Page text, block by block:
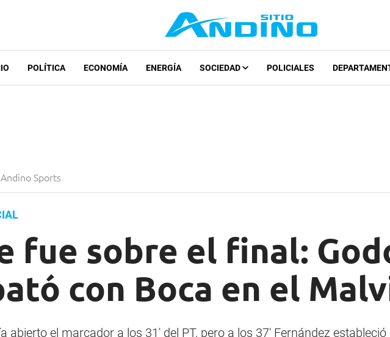
POLÍTICA ECONOMÍA ENERGÍA SOCIEDAD POLICIALES
Andino Sports
fue sobre el final:
con Boca en el
abierto el marcador a los 31' del PT, pero a los 37' Fernández estableció